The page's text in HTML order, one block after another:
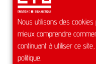
Nous utilisons des
mieux comprendre
continuant à utiliser ce
politique.